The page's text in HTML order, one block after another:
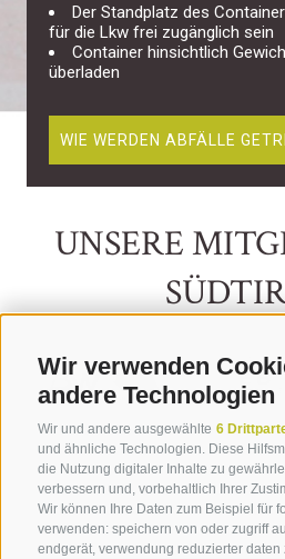
Wir verwenden
andere Technologien
Wir und andere ausgewählte 6
und ähnliche Technologien. Diese
die Nutzung digitaler Inhalte zu
verbessern und, vorbehaltlich Ihrer
Wir können Ihre Daten zum Beispiel für
verwenden: speichern von oder zugriff
endgerät, verwendung reduzierter daten
Der Standplatz des
für die Lkw frei zugänglich sein
Container hinsichtlich
überladen
WIE WERDEN ABFÄLLE
UNSERE
ALLE AUF KARTE